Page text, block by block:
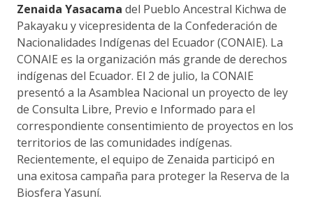
Zenaida Yasacama del Pueblo Ancestral Kichwa de
Pakayaku y vicepresidenta de la Confederación de
Nacionalidades Indígenas del Ecuador (CONAIE). La
CONAIE es la organización más grande de derechos
indígenas del Ecuador. El 2 de julio, la CONAIE
presentó a la Asamblea Nacional un proyecto de ley
de Consulta Libre, Previo e Informado para el
correspondiente consentimiento de proyectos en los
territorios de las comunidades indígenas.
Recientemente, el equipo de Zenaida participó en
una exitosa campaña para proteger la Reserva de la
Biosfera Yasuní.